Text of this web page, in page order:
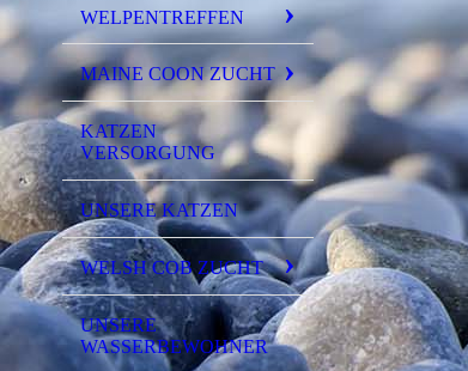
WELPENTREFFEN
MAINE COON ZUCHT
KATZEN
VERSORGUNG
UNSERE KATZEN
WELSH COB ZUCHT
UNSERE
WASSERBEWOHNER